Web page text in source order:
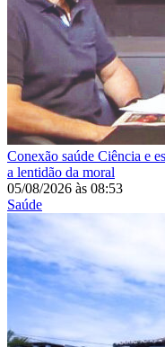
Conexão saúde Ciência e
a lentidão da moral
05/08/2026 às 08:53
Saúde